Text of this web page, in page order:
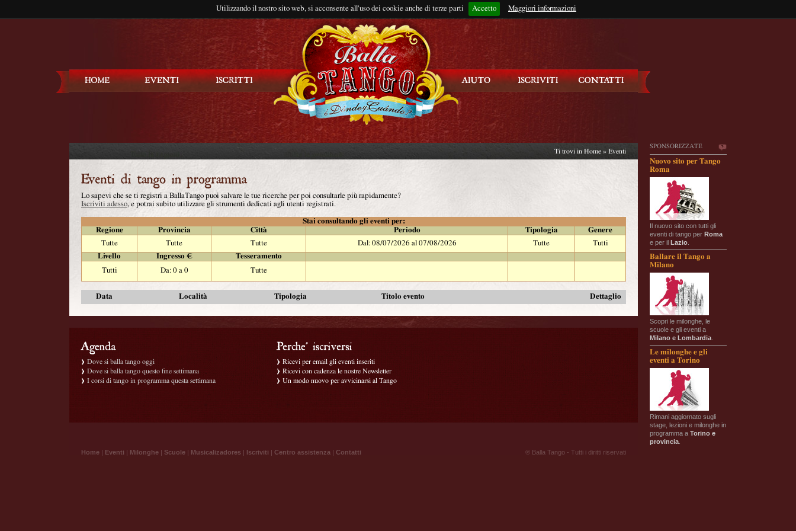
Utilizzando il nostro sito web, si acconsente all'uso dei cookie anche di terze parti Accetto Maggiori informazioni
Rimani connesso?
SPONSORIZZATE
Nuovo sito per Tango
Roma
Il nuovo sito con tutti gli
eventi di tango per Roma
e per il Lazio
Ballare il Tango a
Milano
Scopri le milonghe, le
scuole e gli eventi a
Milano e Lombardia
Le milonghe e gli
eventi a Torino
Rimani aggiornato sugli
stage, lezioni e milonghe in
programma a Torino e
provincia
Ti trovi in Home » Eventi
Lo sapevi che se ti registri a BallaTango puoi salvare le tue ricerche per poi consultarle più rapidamente?
Iscriviti adesso, e potrai subito utilizzare gli strumenti dedicati agli utenti registrati.
Stai consultando gli eventi per:
Regione
Provincia Città Periodo Tipologia
Genere
Tutte
Tutte Tutte Dal: 08/07/2026 al 07/08/2026 Tutte
Tutti
Livello
Ingresso €
Tesseramento
Tutti
Da: 0 a 0 Tutte
Data Località Tipologia Titolo evento Dettaglio
Dove si balla tango oggi
Dove si balla tango questo fine settimana
I corsi di tango in programma questa settimana
Ricevi per email gli eventi inseriti
Ricevi con cadenza le nostre Newsletter
Un modo nuovo per avvicinarsi al Tango
Home | Eventi | Milonghe | Scuole | Musicalizadores | Iscriviti | Centro assistenza | Contatti ® Balla Tango - Tutti i diritti riservati